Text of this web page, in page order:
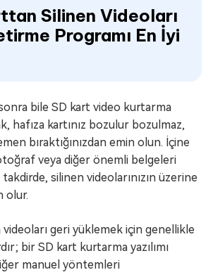
Silinen Videoları
Programı En İyi
bile SD kart video kurtarma
hafıza kartınız bozulur bozulmaz,
bıraktığınızdan emin olun. İçine
veya diğer önemli belgeleri
silinen videolarınızın üzerine
olur.
geri yüklemek için genellikle
bir SD kart kurtarma yazılımı
manuel yöntemleri